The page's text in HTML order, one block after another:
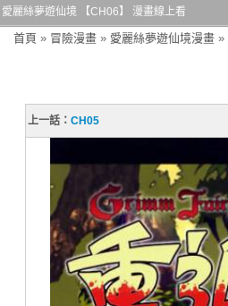
愛麗絲夢遊仙境 【CH06】 漫畫線上看
首頁 » 冒險漫畫 » 愛麗絲夢遊仙境漫畫 »
上一話：CH05